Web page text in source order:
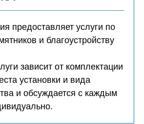
предоставляет услуги по
и благоустройству
зависит от комплектации
установки и вида
и обсуждается с каждым